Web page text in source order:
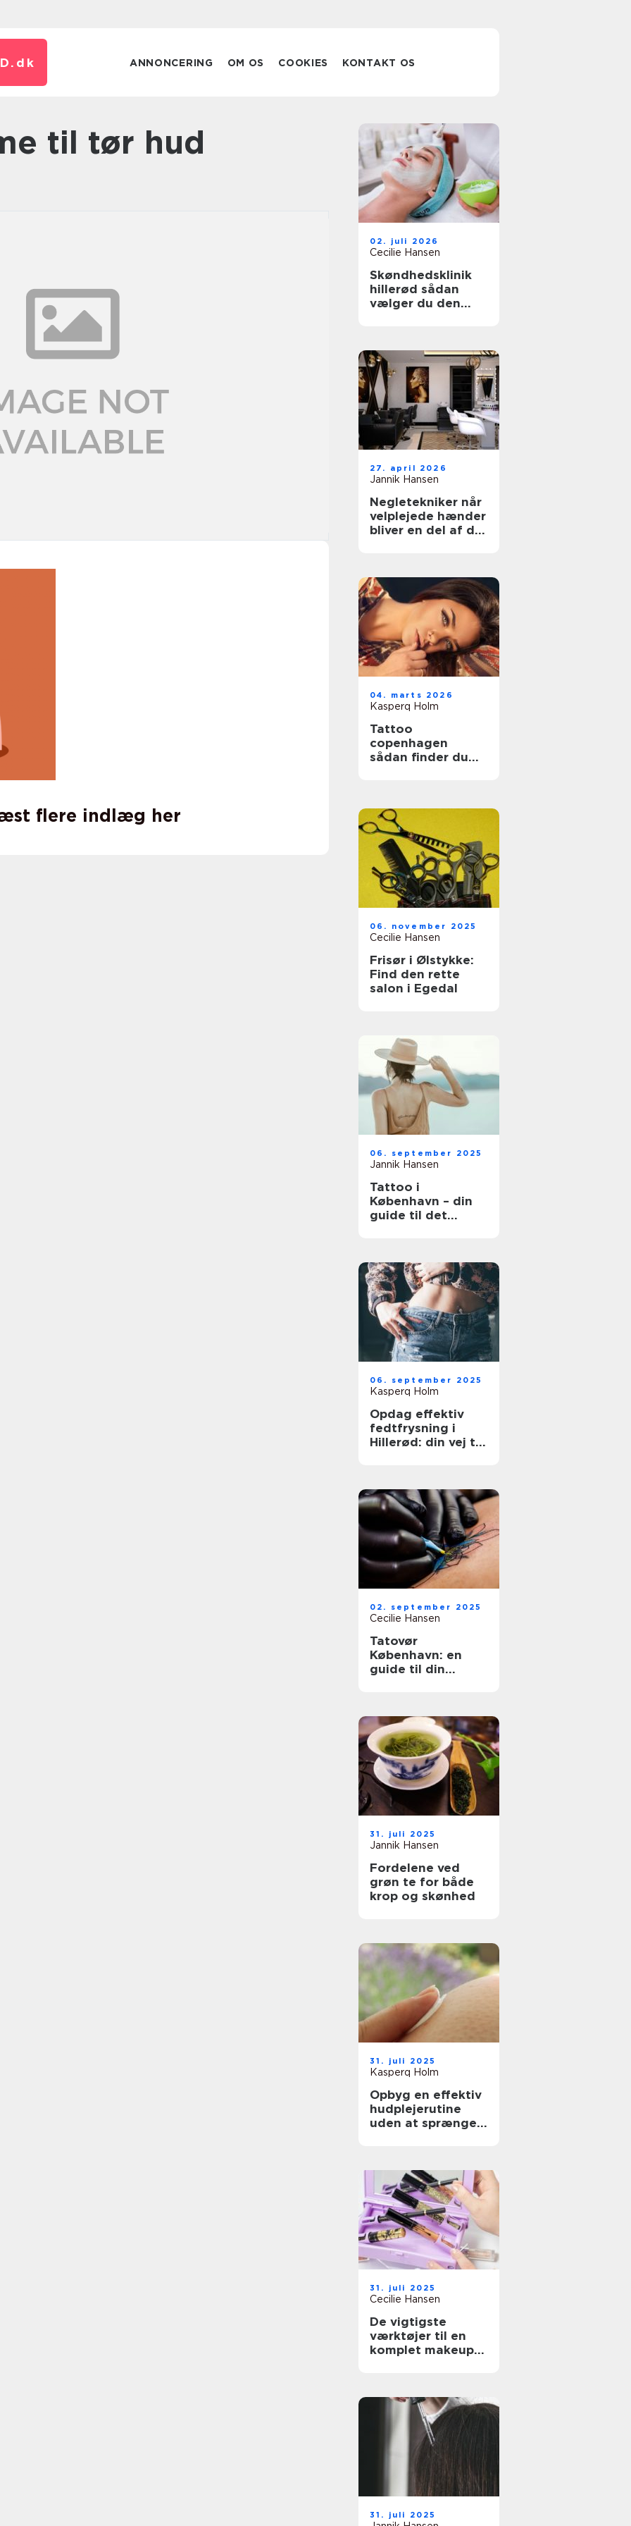
dk ANNONCERING OM OS COOKIES KONTAKT OS
til tør hud
flere indlæg her
02. juli 2026
Cecilie Hansen
Skøndhedsklinik
hillerød sådan
vælger du den
27. april 2026
Jannik Hansen
Negletekniker når
velplejede hænder
bliver en del af dit
04. marts 2026
Kasperq Holm
Tattoo
copenhagen
sådan finder du
06. november 2025
Cecilie Hansen
Frisør i Ølstykke:
Find den rette
salon i Egedal
06. september 2025
Jannik Hansen
Tattoo i
København – din
guide til det
06. september 2025
Kasperq Holm
Opdag effektiv
fedtfrysning i
Hillerød: din vej til
02. september 2025
Cecilie Hansen
Tatovør
København: en
guide til din
31. juli 2025
Jannik Hansen
Fordelene ved
grøn te for både
krop og skønhed
31. juli 2025
Kasperq Holm
Opbyg en effektiv
hudplejerutine
uden at sprænge
31. juli 2025
Cecilie Hansen
De vigtigste
værktøjer til en
komplet makeup-
31. juli 2025